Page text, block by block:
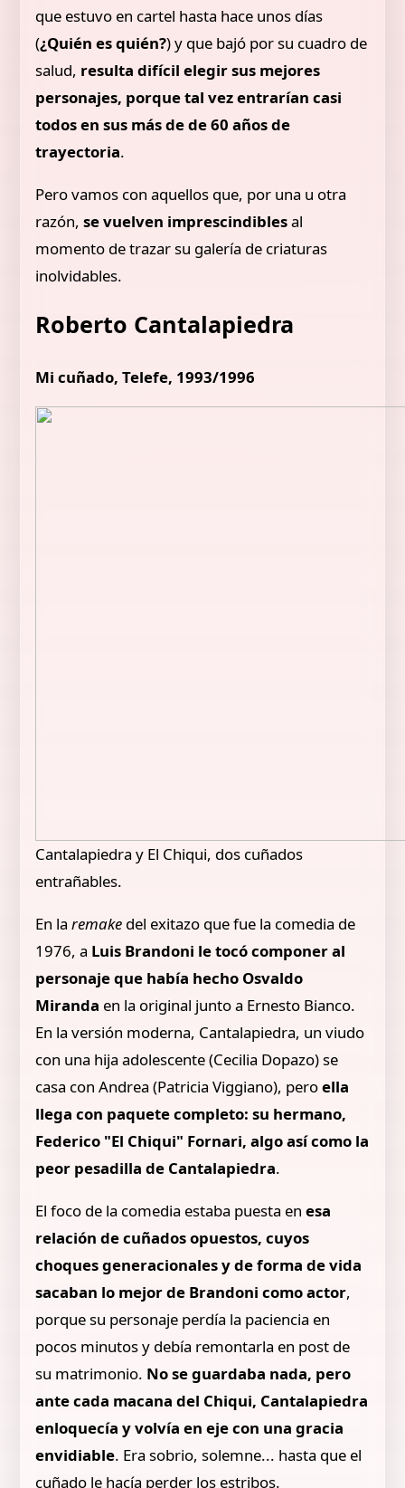
que estuvo en cartel hasta hace unos días
(¿Quién es quién?) y que bajó por su cuadro de
salud, resulta difícil elegir sus mejores
personajes, porque tal vez entrarían casi
todos en sus más de de 60 años de
trayectoria.
Pero vamos con aquellos que, por una u otra
razón, se vuelven imprescindiblesal
momento de trazar su galería de criaturas
inolvidables.
Roberto Cantalapiedra
Mi cuñado, Telefe, 1993/1996
Cantalapiedra y El Chiqui, dos cuñados
entrañables.
En laremake del exitazo que fue la comedia de
1976, a Luis Brandoni le tocó componer al
personaje que había hecho Osvaldo
Miranda en la original junto a Ernesto Bianco.
En la versión moderna, Cantalapiedra, un viudo
con una hija adolescente (Cecilia Dopazo) se
casa con Andrea (Patricia Viggiano), peroella
llega con paquete completo: su hermano,
Federico "El Chiqui" Fornari, algo así como la
peor pesadilla de Cantalapiedra.
El foco de la comedia estaba puesta enesa
relación de cuñados opuestos, cuyos
choques generacionales y de forma de vida
sacaban lo mejor de Brandoni como actor,
porque su personaje perdía la paciencia en
pocos minutos y debía remontarla en post de
su matrimonio. No se guardaba nada, pero
ante cada macana del Chiqui, Cantalapiedra
enloquecía y volvía en eje con una gracia
envidiable. Era sobrio, solemne... hasta que el
cuñado le hacía perder los estribos.